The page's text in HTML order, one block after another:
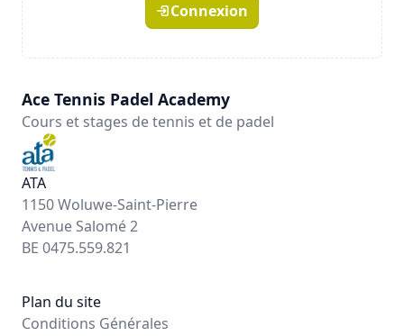
Connexion
Ace Tennis Padel Academy
Cours et stages de tennis et de padel
ATA
1150 Woluwe-Saint-Pierre
Avenue Salomé 2
BE 0475.559.821
Plan du site
Conditions Générales